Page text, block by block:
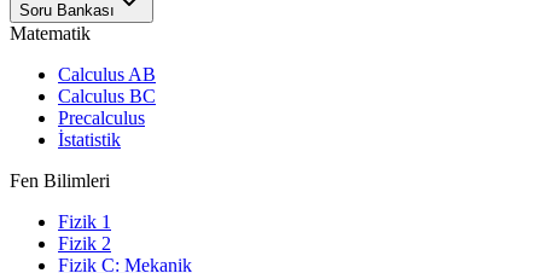
Soru Bankası
Matematik
Calculus AB
Calculus BC
Precalculus
İstatistik
Fen Bilimleri
Fizik 1
Fizik 2
Fizik C: Mekanik